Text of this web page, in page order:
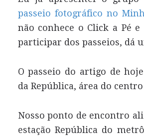
passeio fotográfico no
não conhece o Click a Pé
participar dos passeios, dá
O passeio do artigo de
da República, área do centro
Nosso ponto de encontro
estação República do